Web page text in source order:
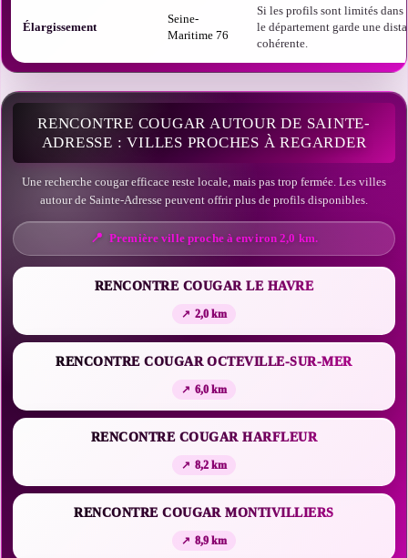
Élargissement
Seine-
Maritime 76
Si les profils sont limités dans
le département garde une
cohérente.
RENCONTRE COUGAR AUTOUR DE SAINTE-
ADRESSE : VILLES PROCHES À REGARDER
Une recherche cougar efficace reste locale, mais pas trop fermée. Les villes
autour de Sainte-Adresse peuvent offrir plus de profils disponibles.
Première ville proche à environ 2,0 km.
RENCONTRE COUGAR LE HAVRE
2,0 km
RENCONTRE COUGAR OCTEVILLE-SUR-MER
6,0 km
RENCONTRE COUGAR HARFLEUR
8,2 km
RENCONTRE COUGAR MONTIVILLIERS
8,9 km